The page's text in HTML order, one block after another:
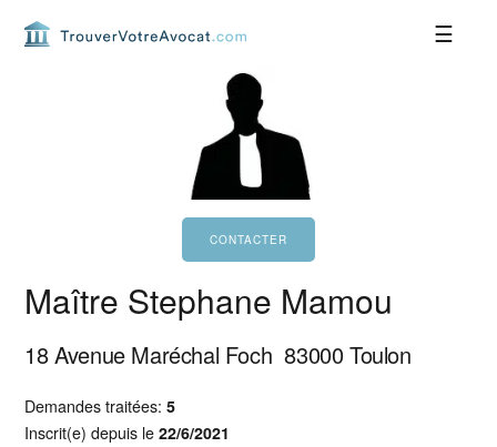
Maître Stephane Mamou
18 Avenue Maréchal Foch 83000 Toulon
Demandes traitées:5
Inscrit(e) depuis le22/6/2021